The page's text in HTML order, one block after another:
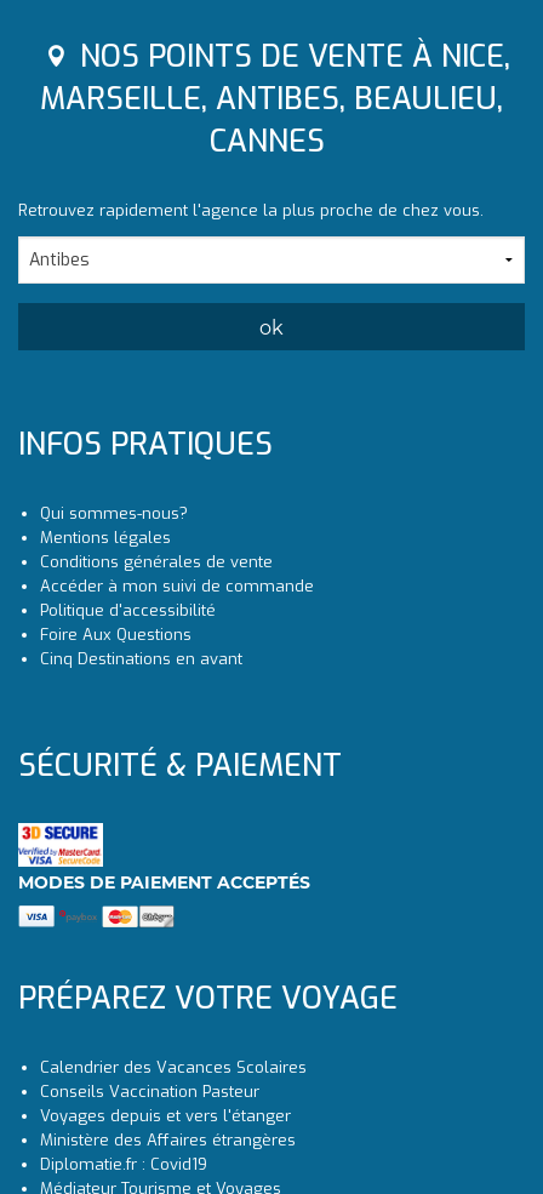
NOS POINTS DE VENTE À NICE,
MARSEILLE, ANTIBES, BEAULIEU,
CANNES
Retrouvez rapidement l'agence la plus proche de chez vous.
INFOS PRATIQUES
Qui sommes-nous?
Mentions légales
Conditions générales de vente
Accéder à mon suivi de commande
Politique d'accessibilité
Foire Aux Questions
Cinq Destinations en avant
SÉCURITÉ & PAIEMENT
MODES DE PAIEMENT ACCEPTÉS
PRÉPAREZ VOTRE VOYAGE
Calendrier des Vacances Scolaires
Conseils Vaccination Pasteur
Voyages depuis et vers l'étanger
Ministère des Affaires étrangères
Diplomatie.fr : Covid19
Médiateur Tourisme et Voyages